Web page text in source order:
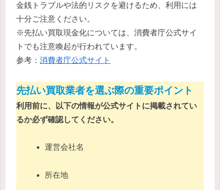
金銭トラブルや法的リスクを避けるため、利用には
十分ご注意ください。
※先払い買取現金化については、消費者庁公式サイ
トでも注意喚起が行われています。
参考： 消費者庁公式サイト
先払い買取業者を選ぶ際の重要ポイント
利用前に、以下の情報が公式サイトに掲載されてい
るか必ず確認してください。
運営会社名
所在地